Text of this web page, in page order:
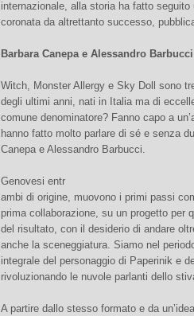
internazionale, alla storia ha fatto seguito
coronata da altrettanto successo,
Barbara Canepa e Alessandro Barbucci
Witch, Monster Allergy e Sky Doll sono
degli ultimi anni, nati in Italia ma di
comune denominatore? Fanno capo a
hanno fatto molto parlare di sé e senza
Canepa e Alessandro Barbucci.
Genovesi entr
ambi di origine, muovono i primi passi
prima collaborazione, su un progetto
del risultato, con il desiderio di andare
anche la sceneggiatura. Siamo nel
integrale del personaggio di Paperinik e
rivoluzionando le nuvole parlanti dello
A partire dallo stesso formato e da